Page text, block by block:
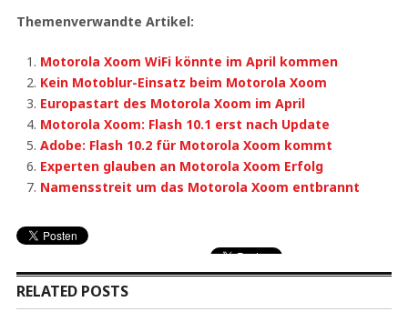
Themenverwandte Artikel:
Motorola Xoom WiFi könnte im April kommen
Kein Motoblur-Einsatz beim Motorola Xoom
Europastart des Motorola Xoom im April
Motorola Xoom: Flash 10.1 erst nach Update
Adobe: Flash 10.2 für Motorola Xoom kommt
Experten glauben an Motorola Xoom Erfolg
Namensstreit um das Motorola Xoom entbrannt
RELATED POSTS